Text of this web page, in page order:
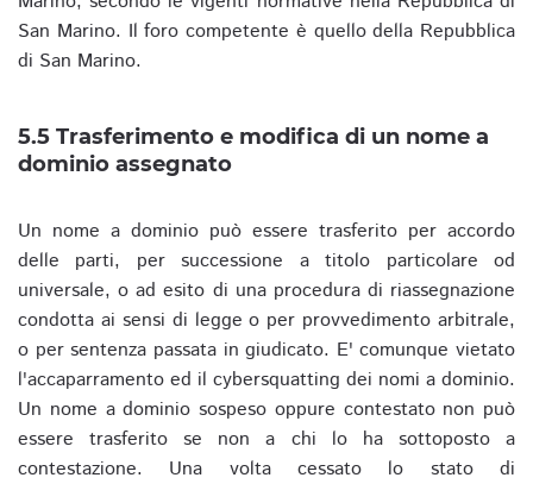
San Marino. Il foro competente è quello della Repubblica
di San Marino.
5.5 Trasferimento e modifica di un nome a
dominio assegnato
Un nome a dominio può essere trasferito per accordo
delle parti, per successione a titolo particolare od
universale, o ad esito di una procedura di riassegnazione
condotta ai sensi di legge o per provvedimento arbitrale,
o per sentenza passata in giudicato. E' comunque vietato
l'accaparramento ed il cybersquatting dei nomi a dominio.
Un nome a dominio sospeso oppure contestato non può
essere trasferito se non a chi lo ha sottoposto a
contestazione. Una volta cessato lo stato di